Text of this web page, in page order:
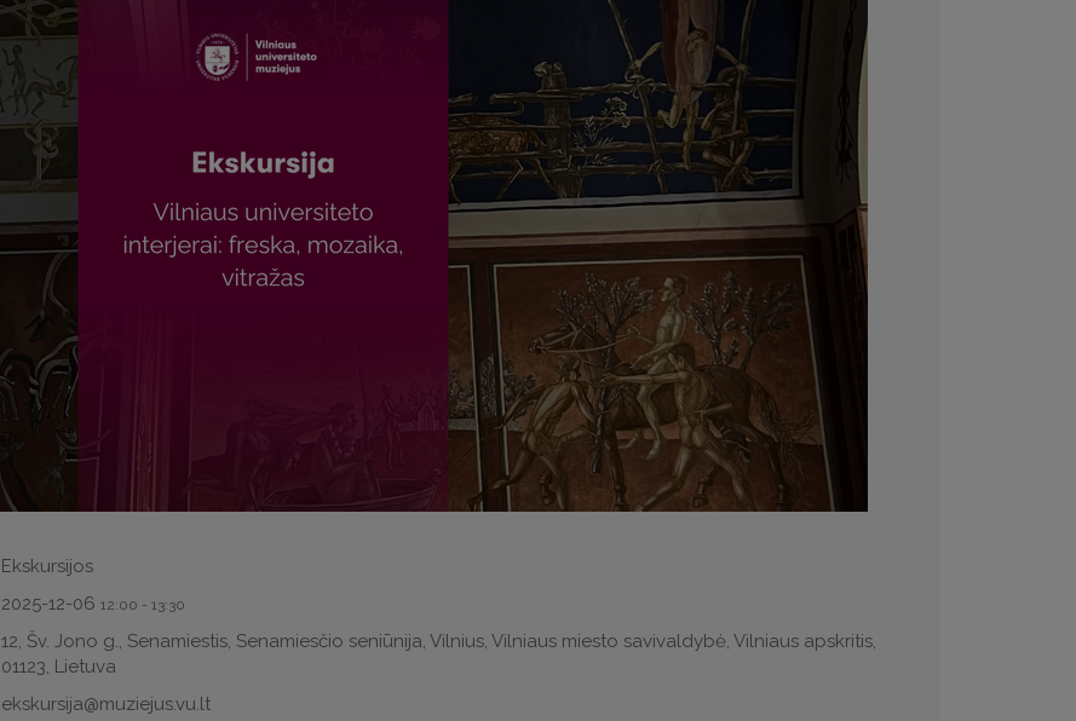
Ekskursijos
2025-12-06 12:00 -13:30
12, Šv. Jono g., Senamiestis, Senamiesčio seniūnija, Vilnius, Vilniaus miesto savivaldybė, Vilniaus apskritis,
01123, Lietuva
ekskursija@muziejus.vu.lt